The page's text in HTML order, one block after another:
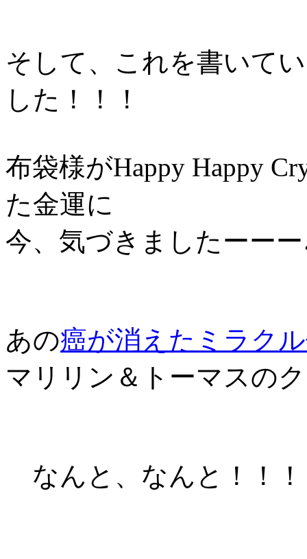
そして、これを書いて
した！！！
布袋様がHappy Happy
た金運に
今、気づきましたーー
あの癌が消えたミラク
マリリン＆トーマスの
なんと、なんと！！